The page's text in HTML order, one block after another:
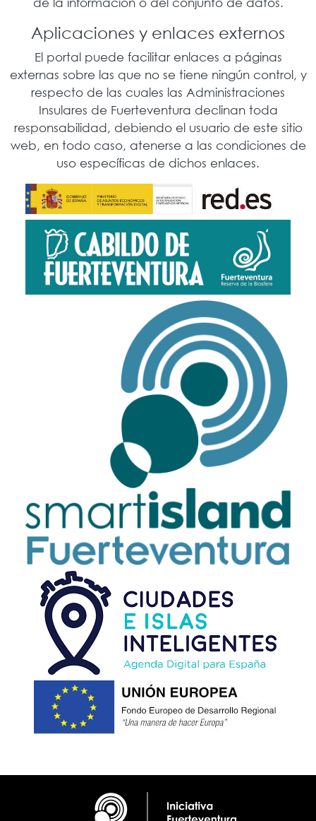
Aplicaciones y enlaces externos
El portal puede facilitar enlaces a páginas
externas sobre las que no se tiene ningún control, y
respecto de las cuales las Administraciones
Insulares de Fuerteventura declinan toda
responsabilidad, debiendo el usuario de este sitio
web, en todo caso, atenerse a las condiciones de
uso específicas de dichos enlaces.